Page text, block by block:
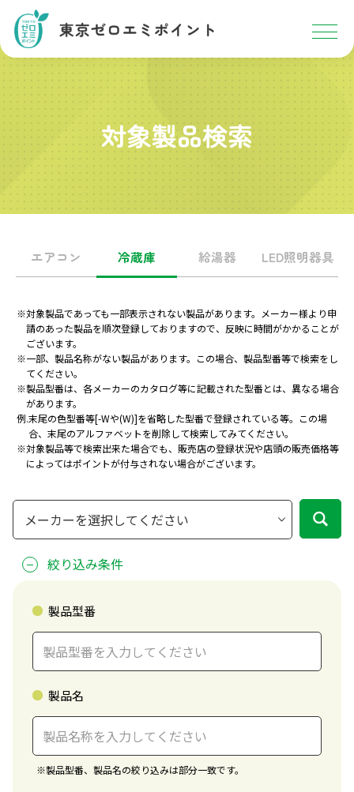
対象製品検索
エアコン 冷蔵庫 給湯器 LED照明器具
※対象製品であっても一部表示されない製品があります。メーカー様より申
請のあった製品を順次登録しておりますので、反映に時間がかかることが
ございます。
※一部、製品名称がない製品があります。この場合、製品型番等で検索をし
てください。
※製品型番は、各メーカーのカタログ等に記載された型番とは、異なる場合
があります。
例.末尾の色型番等[-Wや(W)]を省略した型番で登録されている等。 この場
合、末尾のアルファベットを削除して検索してみてください。
※対象製品等で検索出来た場合でも、販売店の登録状況や店頭の販売価格等
によってはポイントが付与されない場合がございます。
絞り込み条件
製品型番
製品名
※製品型番、製品名の絞り込みは部分一致です。